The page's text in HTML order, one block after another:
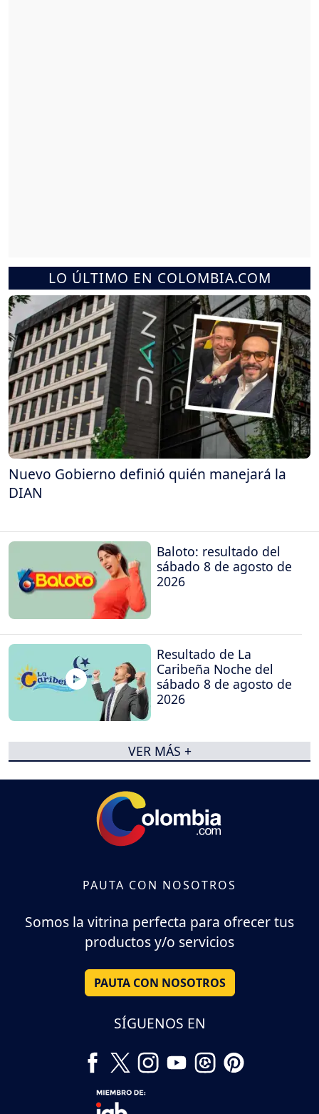
LO ÚLTIMO EN COLOMBIA.COM
Nuevo Gobierno definió quién manejará la
DIAN
Baloto: resultado del
sábado 8 de agosto de
2026
Resultado de La
Caribeña Noche del
sábado 8 de agosto de
2026
VER MÁS +
PAUTA CON NOSOTROS
Somos la vitrina perfecta para ofrecer tus
productos y/o servicios
PAUTA CON NOSOTROS
SÍGUENOS EN